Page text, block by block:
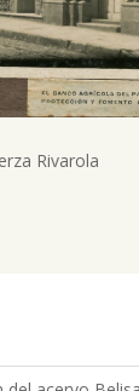
Rivarola